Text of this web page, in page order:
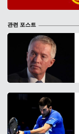
관련 포스트